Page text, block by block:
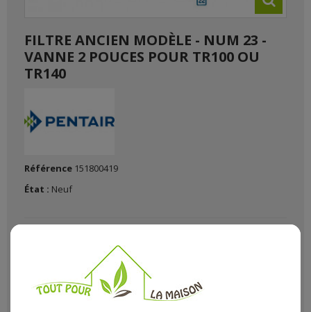
FILTRE ANCIEN MODÈLE - NUM 23 -
VANNE 2 POUCES POUR TR100 OU
TR140
Référence 151800419
État : Neuf